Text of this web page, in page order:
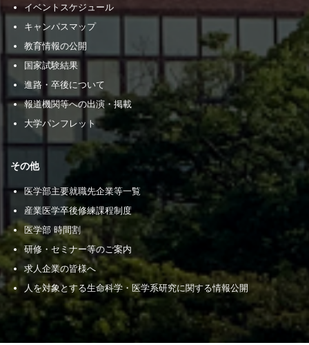
イベントスケジュール
キャンパスマップ
教育情報の公開
国家試験結果
進路・卒後について
報道機関等への出演・掲載
大学パンフレット
その他
医学部主要就職先企業等一覧
産業医学卒後修練課程制度
医学部 時間割
研修・セミナー等のご案内
求人企業の皆様へ
人を対象とする生命科学・医学系研究に関する情報公開